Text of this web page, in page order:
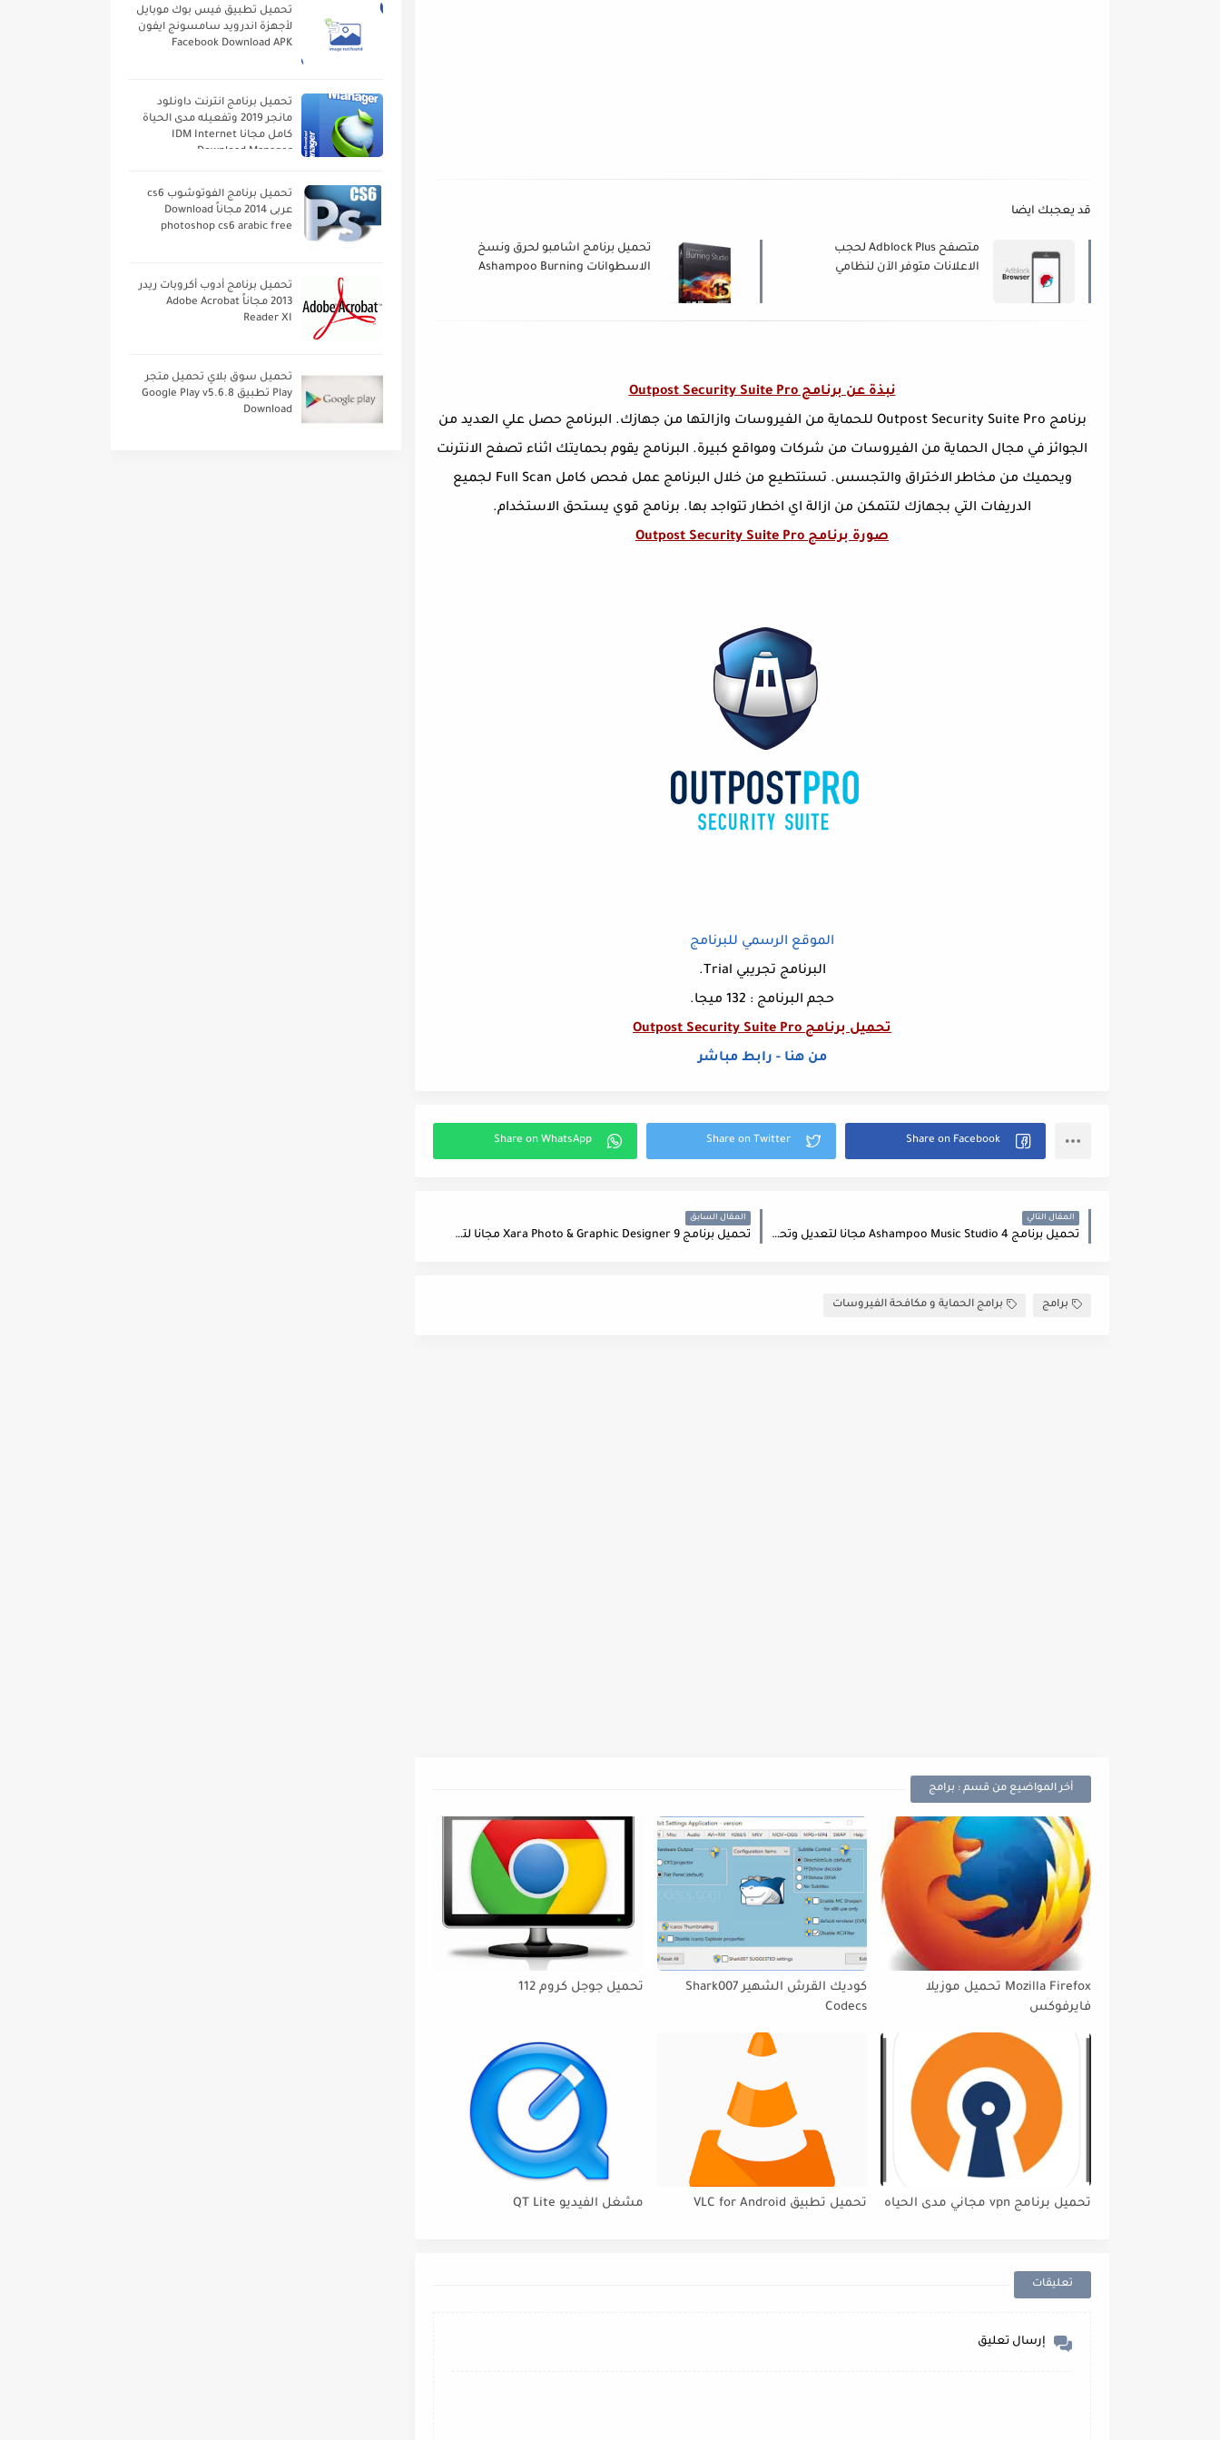
قد يعجبك ايضا
متصفح Adblock Plus لحجب
الاعلانات متوفر الآن لنظامي
تحميل برنامج اشامبو لحرق ونسخ
الاسطوانات Ashampoo Burning
نبذة عن برنامج Outpost Security Suite Pro
برنامج Outpost Security Suite Pro للحماية من الفيروسات وازالتها من جهازك. البرنامج حصل علي العديد من
الجوائز في مجال الحماية من الفيروسات من شركات ومواقع كبيرة. البرنامج يقوم بحمايتك اثناء تصفح الانترنت
ويحميك من مخاطر الاختراق والتجسس. تستتطيع من خلال البرنامج عمل فحص كامل Full Scan لجميع
الدريفات التي بجهازك لتتمكن من ازالة اي اخطار تتواجد بها. برنامج قوي يستحق الاستخدام.
صورة برنامج Outpost Security Suite Pro
الموقع الرسمي للبرنامج
البرنامج تجريبي Trial.
حجم البرنامج : 132 ميجا.
تحميل برنامج Outpost Security Suite Pro
من هنا - رابط مباشر
المقال التالي
تحميل برنامج Ashampoo Music Studio 4 مجانا لتعديل وتحرير الصوتيات.
المقال السابق
تحميل برنامج Xara Photo & Graphic Designer 9 مجانا لتصميم وتعديل الصور.
برامج برامج الحماية و مكافحة الفيروسات
أخر المواضيع من قسم : برامج
Mozilla Firefox تحميل موزيلا
فايرفوكس
كوديك القرش الشهير Shark007
Codecs
تحميل جوجل كروم 112
تحميل برنامج vpn مجاني مدى الحياه تحميل تطبيق VLC for Android مشغل الفيديو QT Lite
تعليقات
إرسال تعليق
تحميل تطبيق فيس بوك موبايل
لأجهزة اندرويد سامسونج ايفون
Facebook Download APK
تحميل برنامج انترنت داونلود
مانجر 2019 وتفعيله مدى الحياة
كامل مجانا IDM Internet
Download Manager
تحميل برنامج الفوتوشوب cs6
عربى 2014 مجاناً Download
photoshop cs6 arabic free
تحميل برنامج أدوب أكروبات ريدر
2013 مجاناً Adobe Acrobat
Reader XI
تحميل سوق بلاي تحميل متجر
Play تطبيق Google Play v5.6.8
Download